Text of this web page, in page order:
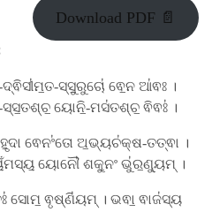
Download PDF 📄
ଦ୍ଵିସୀ॑ମ॒ତ-ସ୍ସୁ॒ରୁଚୋ॑ ଵେ॒ନ ଆ॑ଵଃ ।
ୟୋନି॒-ମସ॑ତଶ୍ଚ॒ ଵିଵଃ॑ ।
ଵେନଂ॑ତୋ ଅ॒ଭ୍ୟଚ॑କ୍ଷ-ତତ୍ଵା ।
ୟୋନୌ॑ ଶକୁ॒ନଂ ଭୁ॑ର॒ଣ୍ୟୁମ୍ ।
ସୋମ॒ ଵୃଷ୍ଣି॑ୟମ୍ । ଭଵା॒ ଵାଜ॑ସ୍ୟ